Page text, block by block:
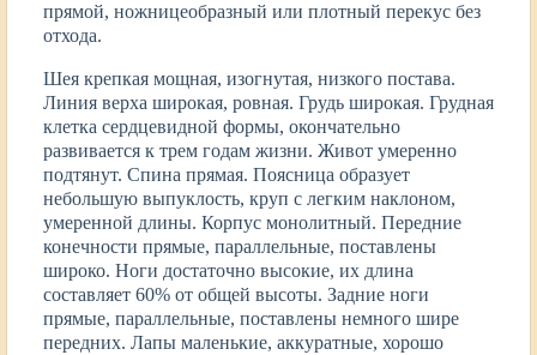
прямой, ножницеобразный или плотный перекус без
отхода.
Шея крепкая мощная, изогнутая, низкого постава.
Линия верха широкая, ровная. Грудь широкая. Грудная
клетка сердцевидной формы, окончательно
развивается к трем годам жизни. Живот умеренно
подтянут. Спина прямая. Поясница образует
небольшую выпуклость, круп с легким наклоном,
умеренной длины. Корпус монолитный. Передние
конечности прямые, параллельные, поставлены
широко. Ноги достаточно высокие, их длина
составляет 60% от общей высоты. Задние ноги
прямые, параллельные, поставлены немного шире
передних. Лапы маленькие, аккуратные, хорошо